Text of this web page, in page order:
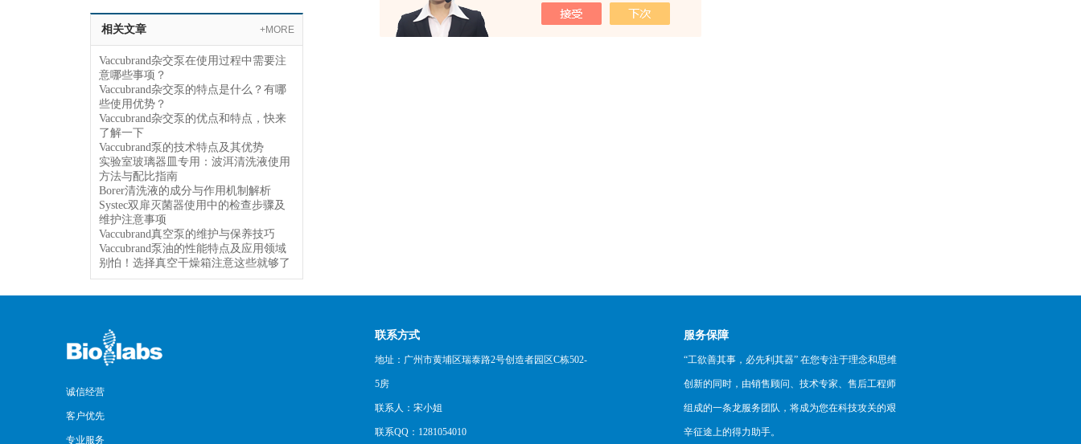
相关文章 +MORE
Vaccubrand杂交泵在使用过程中需要注
意哪些事项？
Vaccubrand杂交泵的特点是什么？有哪
些使用优势？
Vaccubrand杂交泵的优点和特点，快来
了解一下
Vaccubrand泵的技术特点及其优势
实验室玻璃器皿专用：波洱清洗液使用
方法与配比指南
Borer清洗液的成分与作用机制解析
Systec双扉灭菌器使用中的检查步骤及
维护注意事项
Vaccubrand真空泵的维护与保养技巧
Vaccubrand泵油的性能特点及应用领域
别怕！选择真空干燥箱注意这些就够了
诚信经营
客户优先
专业服务
联系方式
地址：广州市黄埔区瑞泰路2号创造者园区C栋502-
5房
联系人：宋小姐
联系QQ：1281054010
服务保障
“工欲善其事，必先利其器” 在您专注于理念和思维
创新的同时，由销售顾问、技术专家、售后工程师
组成的一条龙服务团队，将成为您在科技攻关的艰
辛征途上的得力助手。